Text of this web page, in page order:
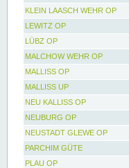
KLEIN LAASCH WEHR OP
LEWITZ OP
LÜBZ OP
MALCHOW WEHR OP
MALLISS OP
MALLISS UP
NEU KALLISS OP
NEUBURG OP
NEUSTADT GLEWE OP
PARCHIM GÜTE
PLAU OP